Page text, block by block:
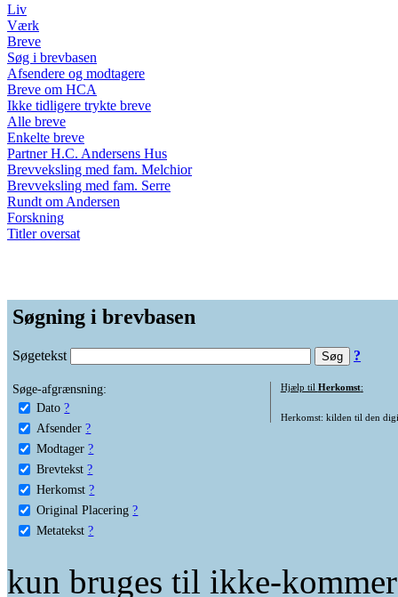
Liv
Værk
Breve
Søg i brevbasen
Afsendere og modtagere
Breve om HCA
Ikke tidligere trykte breve
Alle breve
Enkelte breve
Partner H.C. Andersens Hus
Brevveksling med fam. Melchior
Brevveksling med fam. Serre
Rundt om Andersen
Forskning
Titler oversat
Søgning i brevbasen
Søgetekst ?
Søge-afgrænsning:
Dato ?
Afsender ?
Modtager ?
Brevtekst ?
Herkomst ?
Original Placering ?
Metatekst ?
Hjælp til Herkomst:
Herkomst: kilden til den
kun bruges til ikke-